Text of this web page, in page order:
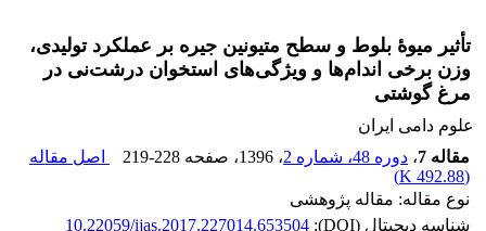
تأثیر میوۀ بلوط و سطح متیونین جیره بر عملکرد تولیدی،
وزن برخی اندام‌ها و ویژگی‌های استخوان درشت‌نی در
مرغ گوشتی
علوم دامی ایران
مقاله 7
، دوره 48، شماره 2 ، 1396 ، صفحه 219-228
اصل مقاله
(
492.88 K
)
نوع مقاله: مقاله پژوهشی
شناسه دیجیتال (DOI):
10.22059/ijas.2017.227014.653504